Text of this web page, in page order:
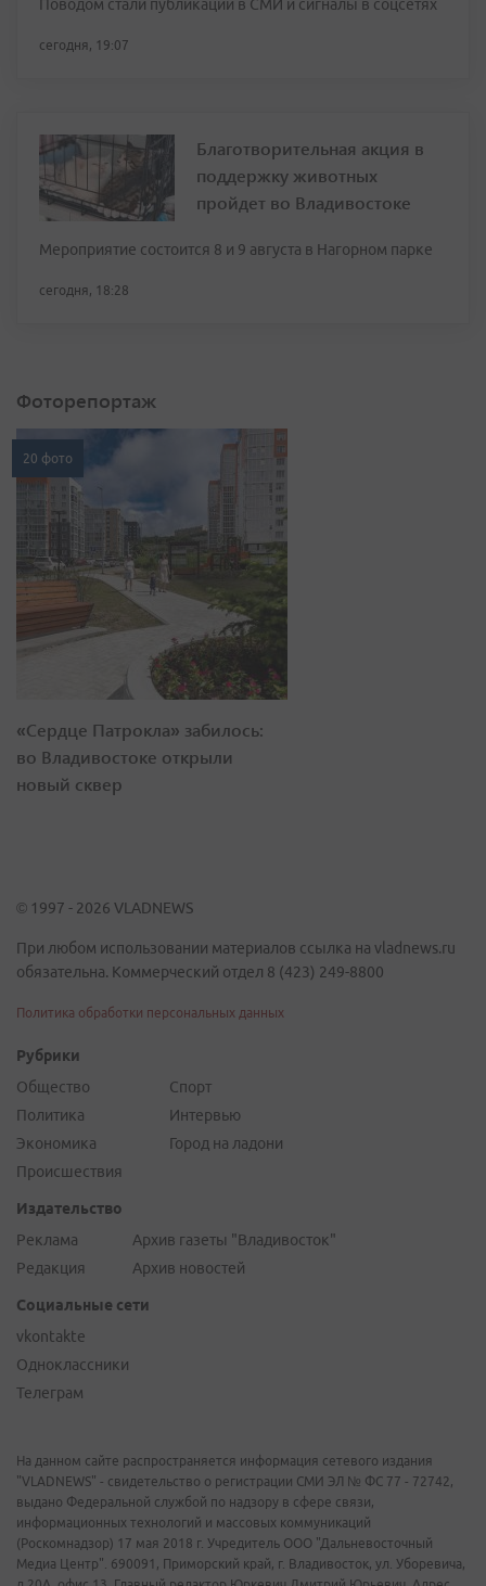
Поводом стали публикации в СМИ и сигналы в соцсетях
сегодня, 19:07
Благотворительная акция в
поддержку животных
пройдет во Владивостоке
Мероприятие состоится 8 и 9 августа в Нагорном парке
сегодня, 18:28
Фоторепортаж
20 фото
«Сердце Патрокла» забилось:
во Владивостоке открыли
новый сквер
© 1997 - 2026 VLADNEWS
При любом использовании материалов ссылка на vladnews.ru
обязательна. Коммерческий отдел 8 (423) 249-8800
Политика обработки персональных данных
Рубрики
Общество
Политика
Экономика
Происшествия
Спорт
Интервью
Город на ладони
Издательство
Реклама
Редакция
Архив газеты "Владивосток"
Архив новостей
Социальные сети
vkontakte
Одноклассники
Телеграм
На данном сайте распространяется информация сетевого издания
"VLADNEWS" - свидетельство о регистрации СМИ ЭЛ № ФС 77 - 72742,
выдано Федеральной службой по надзору в сфере связи,
информационных технологий и массовых коммуникаций
(Роскомнадзор) 17 мая 2018 г. Учредитель ООО "Дальневосточный
Медиа Центр". 690091, Приморский край, г. Владивосток, ул. Уборевича,